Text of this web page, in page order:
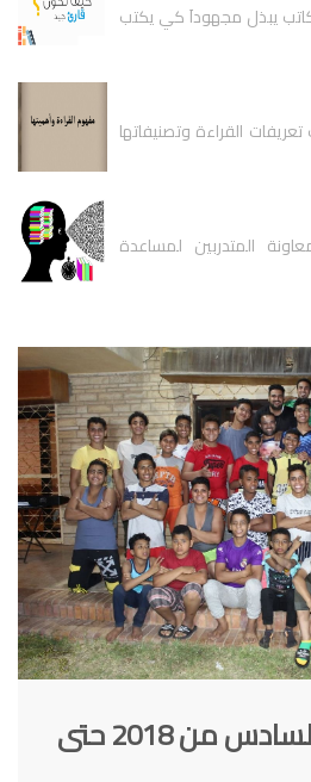
يبذل مجهوداَ كي يكتب
القراءة وتصنيفاتها
المتدربين لمساعدة
المشروع السادس من 2018 حتى